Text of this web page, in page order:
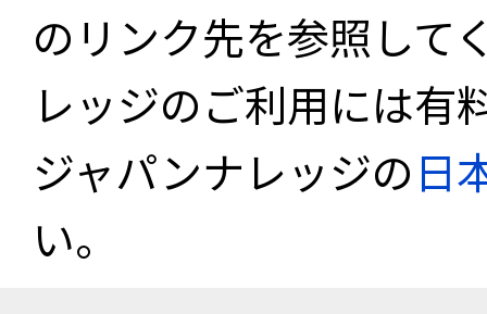
のリンク先を参照して
レッジのご利用には有
ジャパンナレッジの日
い。